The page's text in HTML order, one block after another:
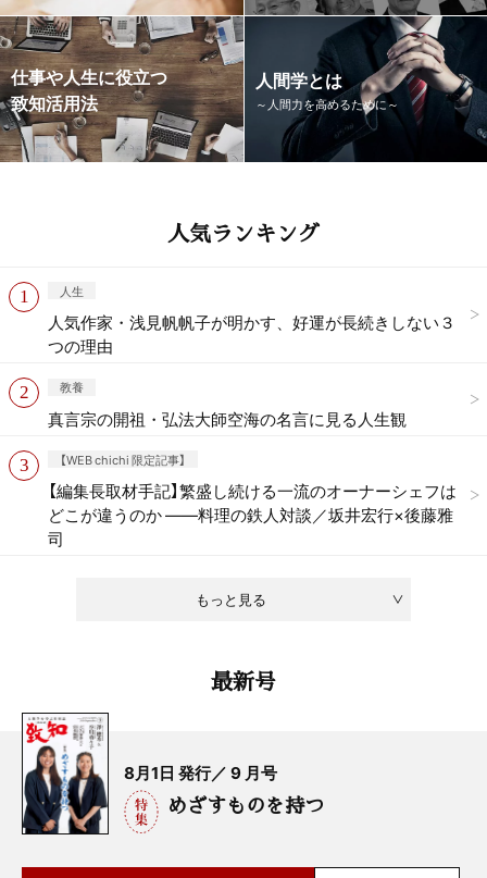
仕事や人生に役立つ
致知活用法
人間学とは
～人間力を高めるために～
人気ランキング
もっと見る
人生
人気作家・浅見帆帆子が明かす、好運が長続きしない３
つの理由
教養
真言宗の開祖・弘法大師空海の名言に見る人生観
【WEB chichi 限定記事】
【編集長取材手記】繁盛し続ける一流のオーナーシェフは
どこが違うのか ——料理の鉄人対談／坂井宏行×後藤雅
司
最新号
8月1日 発行／ 9 月号
めざすものを持つ